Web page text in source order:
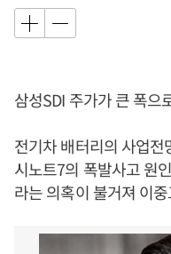
삼성SDI 주가가 큰 폭으
전기차 배터리의 사업
시노트7의 폭발사고 원
라는 의혹이 불거져 이